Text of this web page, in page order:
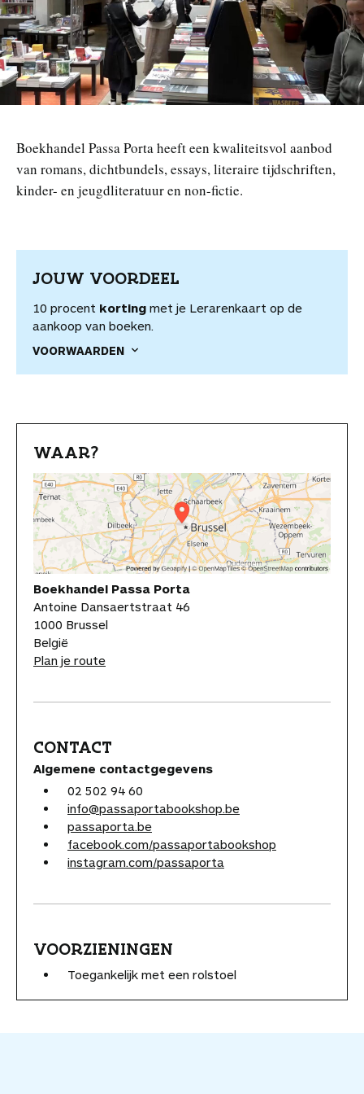
n
Boekhandel Passa Porta heeft een kwaliteitsvol aanbod
van romans, dichtbundels, essays, literaire tijdschriften,
kinder- en jeugdliteratuur en non-fictie.
JOUW VOORDEEL
10 procent korting met je Lerarenkaart op de
aankoop van boeken.
VOORWAARDEN
WAAR?
Boekhandel Passa Porta
Antoine Dansaertstraat 46
1000 Brussel
België
Plan je route
CONTACT
Algemene contactgegevens
02 502 94 60
info@passaportabookshop.be
passaporta.be
facebook.com/passaportabookshop
instagram.com/passaporta
VOORZIENINGEN
Toegankelijk met een rolstoel